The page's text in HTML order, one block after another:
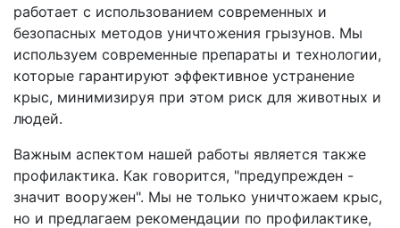
работает с использованием современных и
безопасных методов уничтожения грызунов. Мы
используем современные препараты и технологии,
которые гарантируют эффективное устранение
крыс, минимизируя при этом риск для животных и
людей.
Важным аспектом нашей работы является также
профилактика. Как говорится, "предупрежден -
значит вооружен". Мы не только уничтожаем крыс,
но и предлагаем рекомендации по профилактике,